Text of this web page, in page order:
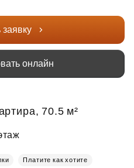
онлайн
70.5 м²
Платите как хотите